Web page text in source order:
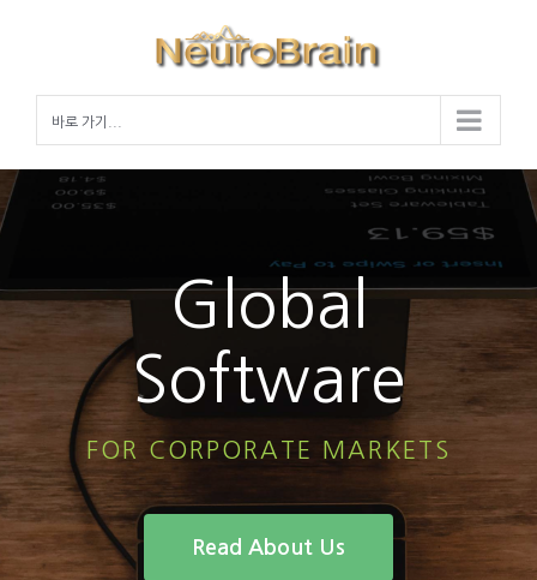
바로 가기...
Global
Software
FOR CORPORATE MARKETS
Read About Us